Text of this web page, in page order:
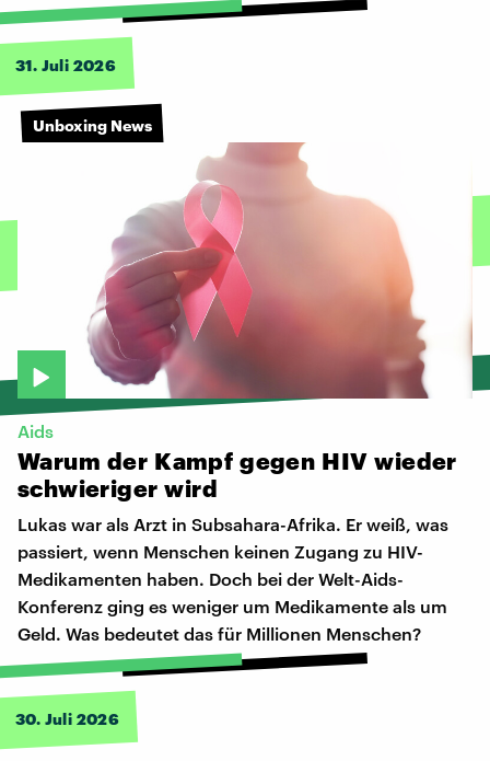
31. Juli 2026
Unboxing News
Aids
Warum der Kampf gegen HIV wieder
schwieriger wird
Lukas war als Arzt in Subsahara-Afrika. Er weiß, was
passiert, wenn Menschen keinen Zugang zu HIV-
Medikamenten haben. Doch bei der Welt-Aids-
Konferenz ging es weniger um Medikamente als um
Geld. Was bedeutet das für Millionen Menschen?
30. Juli 2026